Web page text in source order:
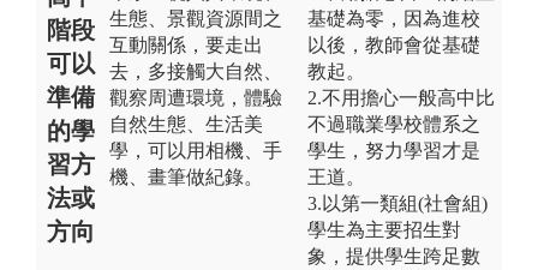
階段
可以
準備
的學
習方
法或
方向
生態、景觀資源間之
互動關係，要走出
去，多接觸大自然、
觀察周遭環境，體驗
自然生態、生活美
學，可以用相機、手
機、畫筆做紀錄。
基礎為零，因為進校
以後，教師會從基礎
教起。
2.不用擔心一般高中比
不過職業學校體系之
學生，努力學習才是
王道。
3.以第一類組(社會組)
學生為主要招生對
象，提供學生跨足數